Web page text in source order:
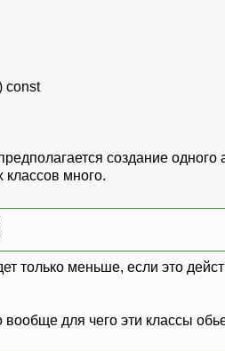
const
создание
классов много.
только меньше, если это
вообще для чего эти классы